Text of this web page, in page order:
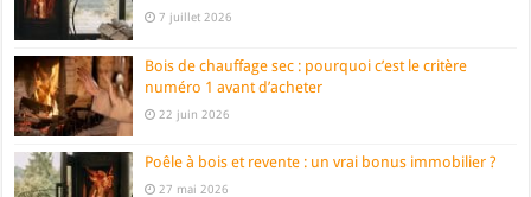
7 juillet 2026
Bois de chauffage sec : pourquoi c’est le critère
numéro 1 avant d’acheter
22 juin 2026
Poêle à bois et revente : un vrai bonus immobilier ?
27 mai 2026